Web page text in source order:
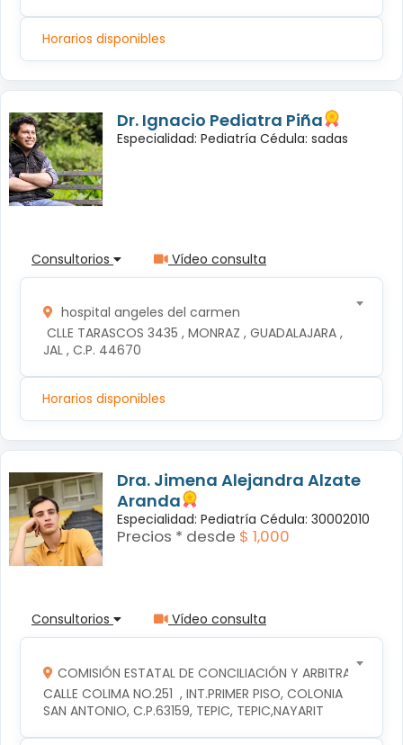
Horarios disponibles
Dr. Ignacio Pediatra Piña
Especialidad: Pediatría Cédula: sadas
Consultorios Vídeo consulta
hospital angeles del carmen
JAL , C.P. 44670
Horarios disponibles
Dra. Jimena Alejandra Alzate
Aranda
Especialidad: Pediatría Cédula: 30002010
Precios * desde $ 1,000
Consultorios Vídeo consulta
COMISIÓN ESTATAL DE CONCILIACIÓN Y ARBITRAJE
CALLE COLIMA NO.251  , INT.PRIMER PISO, COLONIA
SAN ANTONIO, C.P.63159, TEPIC, TEPIC,NAYARIT